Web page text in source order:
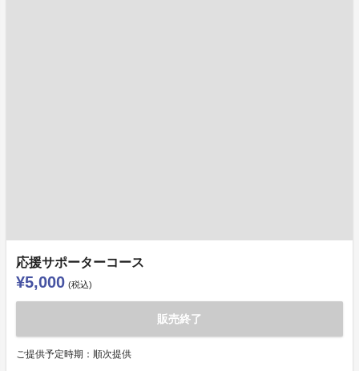
応援サポーターコース
¥5,000 (税込)
販売終了
ご提供予定時期：順次提供